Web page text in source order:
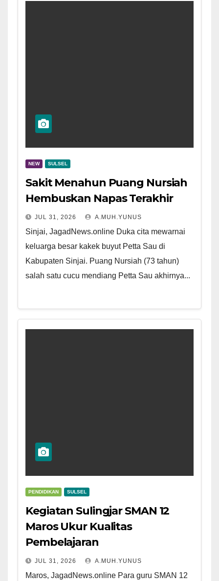
NEW SULSEL
Sakit Menahun Puang Nursiah
Hembuskan Napas Terakhir
JUL 31, 2026 A.MUH.YUNUS
Sinjai, JagadNews.online Duka cita mewarnai
keluarga besar kakek buyut Petta Sau di
Kabupaten Sinjai. Puang Nursiah (73 tahun)
salah satu cucu mendiang Petta Sau akhirnya...
PENDIDIKAN SULSEL
Kegiatan Sulingjar SMAN 12
Maros Ukur Kualitas
Pembelajaran
JUL 31, 2026 A.MUH.YUNUS
Maros, JagadNews.online Para guru SMAN 12